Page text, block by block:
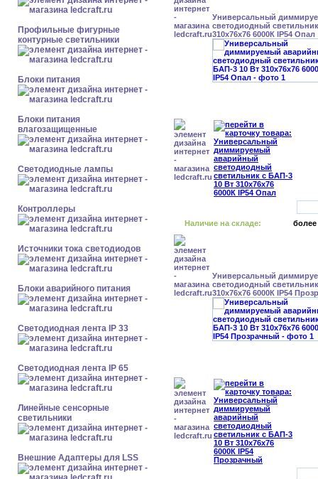
Профильные фигурные
контурные светильники
Блоки питания
Блоки питания
влагозащищенные
Светодиодные лампы
Контроллеры
Источники тока светодиодов
Блоки аварийного питания
Светодиодная лента IP 33
Светодиодная лента IP 65
Линейные сенсорные
светильники
Внешние Адаптеры для LSS
Универсальный
светодиодный
310x76x76 6000К IP54 Опал
Наличие на складе: более
Универсальный
светодиодный
310x76x76 6000К IP54